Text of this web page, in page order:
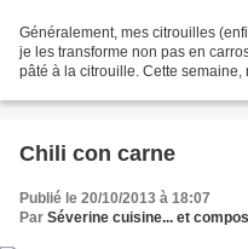
Généralement, mes citrouilles
je les transforme non pas en
pâté à la citrouille. Cette
Chili con carne
Publié le 20/10/2013 à 18:07
Par Séverine cuisine... et